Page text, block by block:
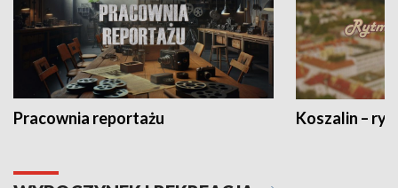
Pracownia reportażu Koszalin –